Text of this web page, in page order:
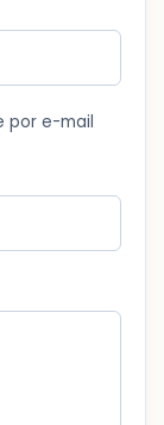
por e-mail